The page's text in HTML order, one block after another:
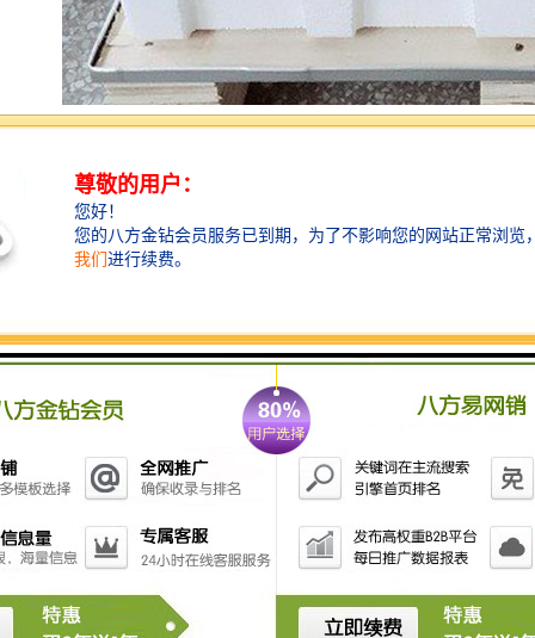
在户外使用时应注意夏季防止淋雨或暴晒
虽然便携式采样器外结构已经密封处理，因仪器内部系
统装配有电路部分的线路板、控制器、连接线等，进水
用时用户可搭建简易的防水雨棚，应避免将其直接暴露
室外。将采样器置于暴晒也会使内部电路部分过早老
化，会导致设备寿命受损，另外仪器的控制系统在运行
时也会散放热量，为保证其运行良好，这部分热量需要
通过空气流通来降低热量。用户在使用时需将采样器置
寿命更好。